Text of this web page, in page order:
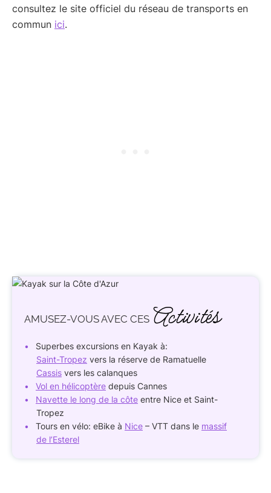
consultez le site officiel du réseau de transports en
commun ici.
AMUSEZ-VOUSAVEC CES Activités
Superbes excursions en Kayak à:
Saint-Tropez vers la réserve de Ramatuelle
Cassis vers les calanques
Vol en hélicoptère depuis Cannes
Navette le long de la côte entre Nice et Saint-
Tropez
Tours en vélo: eBike à Nice – VTT dans le massif
de l’Esterel